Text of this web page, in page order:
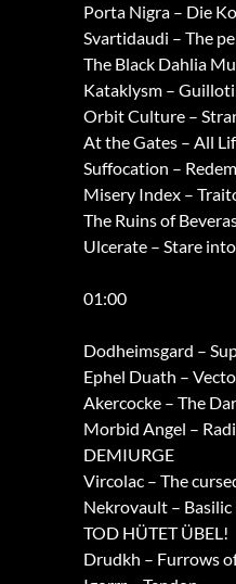
Porta Nigra – Die
Svartidaudi – The
The Black Dahlia
Kataklysm –
Orbit Culture –
At the Gates – All
Suffocation –
Misery Index –
The Ruins of
Ulcerate – Stare
01:00
Dodheimsgard –
Ephel Duath –
Akercocke – The
Morbid Angel –
DEMIURGE
Vircolac – The
Nekrovault – Basilic
TOD HÜTET ÜBEL!
Drudkh – Furrows